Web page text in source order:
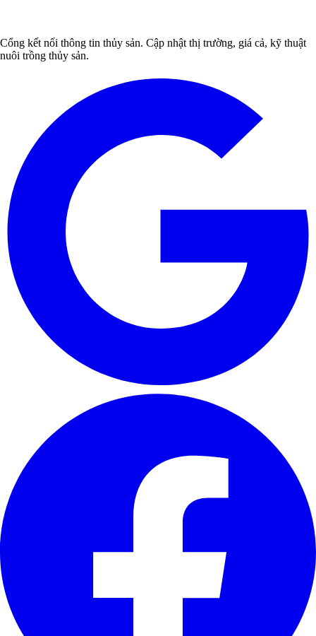
Cổng kết nối thông tin thủy sản. Cập nhật thị trường, giá cả, kỹ thuật
nuôi trồng thủy sản.